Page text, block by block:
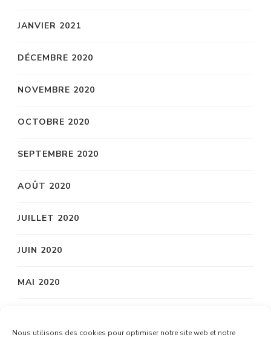
Nous utilisons des cookies pour optimiser notre site web et notre
JANVIER 2021
DÉCEMBRE 2020
NOVEMBRE 2020
OCTOBRE 2020
SEPTEMBRE 2020
AOÛT 2020
JUILLET 2020
JUIN 2020
MAI 2020